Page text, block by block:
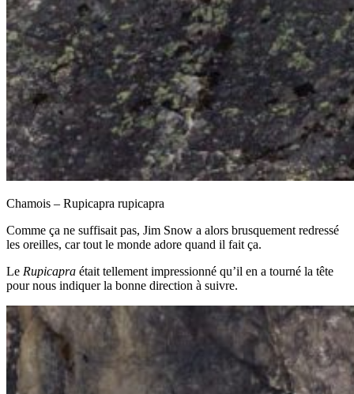
Chamois – Rupicapra rupicapra
Comme ça ne suffisait pas, Jim Snow a alors brusquement redressé
les oreilles, car tout le monde adore quand il fait ça.
Le Rupicapra était tellement impressionné qu’il en a tourné la tête
pour nous indiquer la bonne direction à suivre.